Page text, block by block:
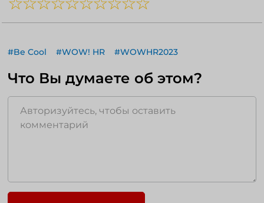
#Be Cool #WOW! HR #WOWHR2023
Что Вы думаете об этом?